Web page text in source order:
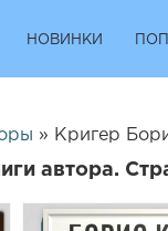
НОВИНКИ
» Кригер
автора.